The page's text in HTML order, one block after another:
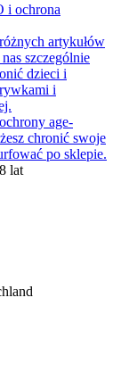
i ochrona
artykułów
szczególnie
dzieci i
i
age-
chronić swoje
po sklepie.
lat